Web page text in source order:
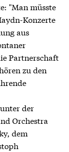
"Man müsste
Konzerte
aus
Partnerschaft
zu den
der
Orchestra
dem